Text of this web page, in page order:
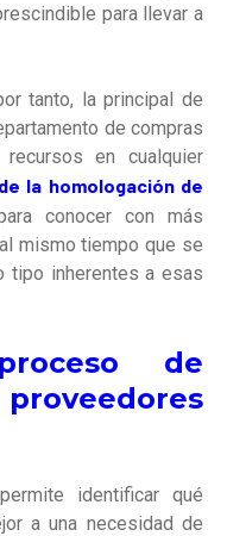
para llevar a
tanto, la principal de
de compras
en cualquier
la homologación de
conocer con más
mismo tiempo que se
tipo inherentes a esas
de
identificar qué
a una necesidad de